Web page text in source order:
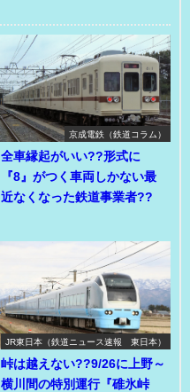
京成電鉄（鉄道コラム）
全車縁起がいい??形式に
『8』がつく車両しかない最
近なくなった鉄道事業者??
JR東日本（鉄道ニュース速報 東日本）
峠は越えない??9/26に上野～
横川間の特別運行『碓氷峠